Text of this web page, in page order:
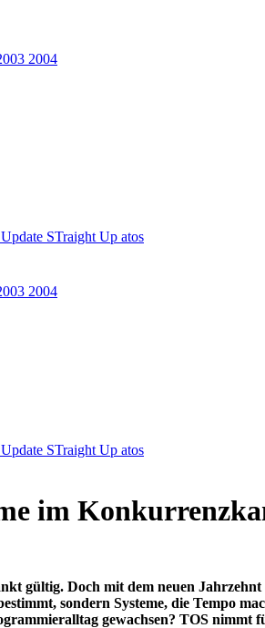
2004
STraight Up atos
2004
STraight Up atos
im
gültig. Doch mit dem neuen
sondern Systeme, die Tempo
gewachsen? TOS